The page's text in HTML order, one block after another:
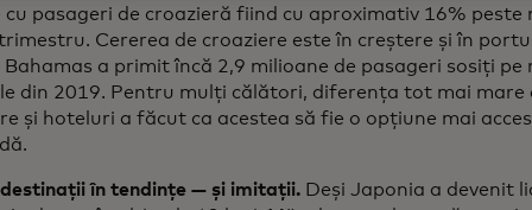
cu pasageri de croazieră fiind cu aproximativ 16% peste
Cererea de croaziere este în creștere și în
Bahamas a primit încă 2,9 milioane de pasageri sosiți pe
din 2019. Pentru mulți călători, diferența tot mai mare
și hoteluri a făcut ca acestea să fie o opțiune mai
destinații în tendințe — și imitații. Deși Japonia a devenit